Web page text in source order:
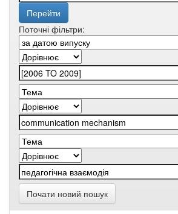
Поточні фільтри:
Почати новий пошук